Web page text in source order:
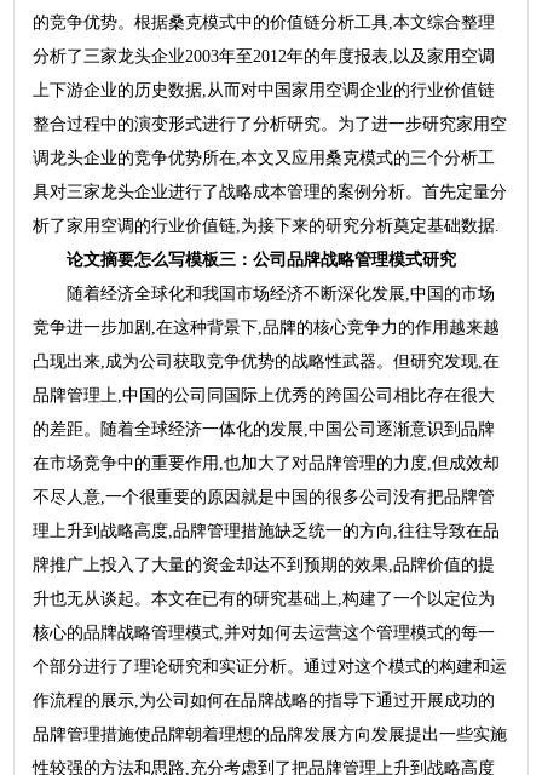
的竞争优势。根据桑克模式中的价值链分析工具,本文综合整理
分析了三家龙头企业2003年至2012年的年度报表,以及家用空调
上下游企业的历史数据,从而对中国家用空调企业的行业价值链
整合过程中的演变形式进行了分析研究。为了进一步研究家用空
调龙头企业的竞争优势所在,本文又应用桑克模式的三个分析工
具对三家龙头企业进行了战略成本管理的案例分析。首先定量分
析了家用空调的行业价值链,为接下来的研究分析奠定基础数据.
论文摘要怎么写模板三：公司品牌战略管理模式研究
随着经济全球化和我国市场经济不断深化发展,中国的市场
竞争进一步加剧,在这种背景下,品牌的核心竞争力的作用越来越
凸现出来,成为公司获取竞争优势的战略性武器。但研究发现,在
品牌管理上,中国的公司同国际上优秀的跨国公司相比存在很大
的差距。随着全球经济一体化的发展,中国公司逐渐意识到品牌
在市场竞争中的重要作用,也加大了对品牌管理的力度,但成效却
不尽人意,一个很重要的原因就是中国的很多公司没有把品牌管
理上升到战略高度,品牌管理措施缺乏统一的方向,往往导致在品
牌推广上投入了大量的资金却达不到预期的效果,品牌价值的提
升也无从谈起。本文在已有的研究基础上,构建了一个以定位为
核心的品牌战略管理模式,并对如何去运营这个管理模式的每一
个部分进行了理论研究和实证分析。通过对这个模式的构建和运
作流程的展示,为公司如何在品牌战略的指导下通过开展成功的
品牌管理措施使品牌朝着理想的品牌发展方向发展提出一些实施
性较强的方法和思路,充分考虑到了把品牌管理上升到战略高度